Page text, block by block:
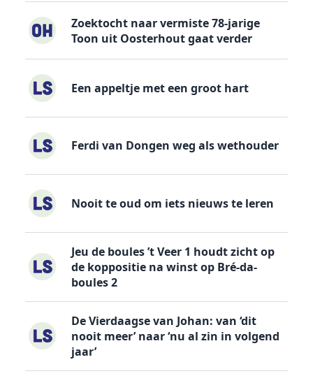
Zoektocht naar vermiste 78-jarige
Toon uit Oosterhout gaat verder
Een appeltje met een groot hart
Ferdi van Dongen weg als wethouder
Nooit te oud om iets nieuws te leren
Jeu de boules ’t Veer 1 houdt zicht op
de koppositie na winst op Bré-da-
boules 2
De Vierdaagse van Johan: van ‘dit
nooit meer’ naar ‘nu al zin in volgend
jaar’